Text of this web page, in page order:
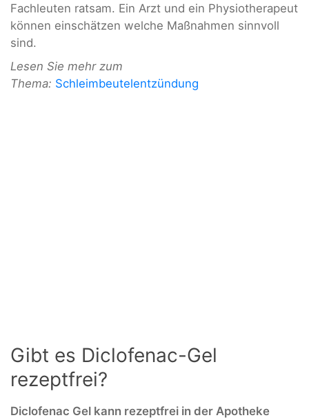
Fachleuten ratsam. Ein Arzt und ein Physiotherapeut
können einschätzen welche Maßnahmen sinnvoll
sind.
Lesen Sie mehr zum
Thema: Schleimbeutelentzündung
Gibt es Diclofenac-Gel
rezeptfrei?
Diclofenac Gel kann rezeptfrei in der Apotheke